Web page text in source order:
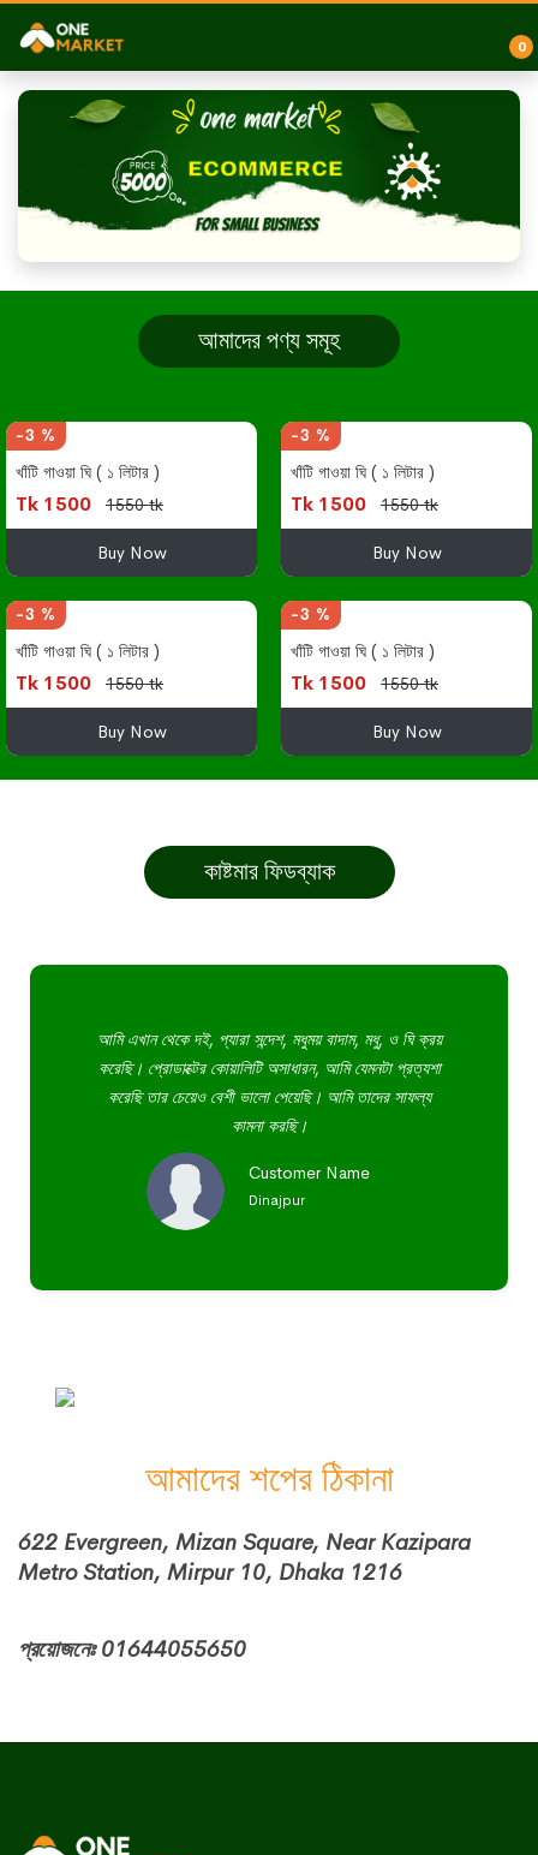
0
আমাদের পণ্য সমূহ
-3 %
খাঁটি গাওয়া ঘি ( ১ লিটার )
Tk 1500 1550 tk
Buy Now
-3 %
খাঁটি গাওয়া ঘি ( ১ লিটার )
Tk 1500 1550 tk
Buy Now
-3 %
খাঁটি গাওয়া ঘি ( ১ লিটার )
Tk 1500 1550 tk
Buy Now
-3 %
খাঁটি গাওয়া ঘি ( ১ লিটার )
Tk 1500 1550 tk
Buy Now
কাষ্টমার ফিডব্যাক
আমি এখান থেকে দই, প্যারা সন্দেশ, মধুময় বাদাম, মধু, ও ঘি ক্রয়
করেছি। প্রোডাক্টের কোয়ালিটি অসাধারন, আমি যেমনটা প্রত্যশা
করেছি তার চেয়েও বেশী ভালো পেয়েছি। আমি তাদের সাফল্য
কামনা করছি।
Customer Name
Dinajpur
আমাদের শপের ঠিকানা
622 Evergreen, Mizan Square, Near Kazipara
Metro Station, Mirpur 10, Dhaka 1216
প্রয়োজনেঃ 01644055650